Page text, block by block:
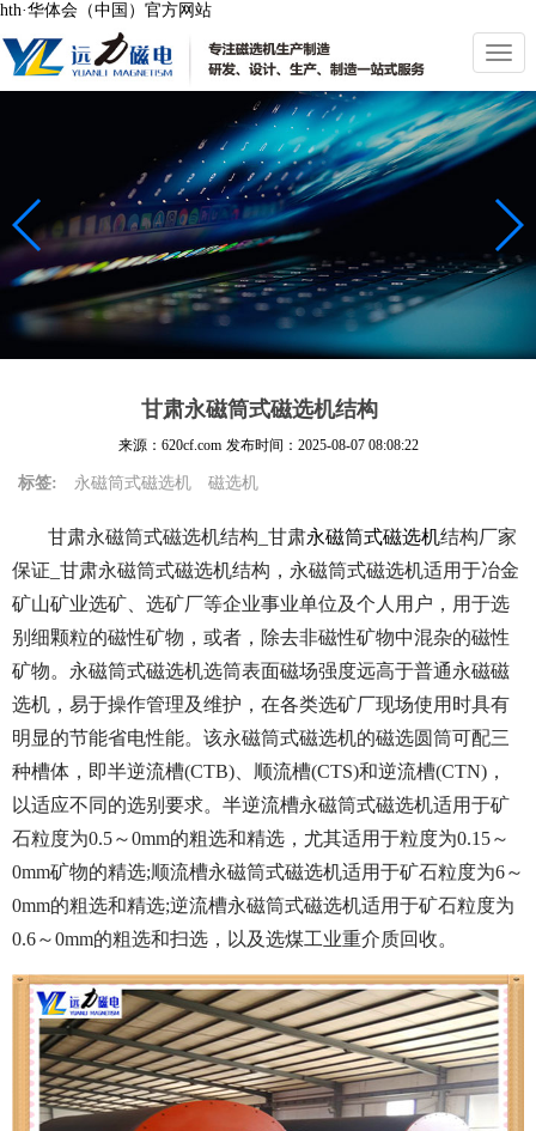
hth·华体会（中国）官方网站
切
换
导
航
甘肃永磁筒式磁选机结构
来源：620cf.com 发布时间： 2025-08-07 08:08:22
标签: 永磁筒式磁选机 磁选机
甘肃永磁筒式磁选机结构_甘肃永磁筒式磁选机结构厂家
保证_甘肃永磁筒式磁选机结构，永磁筒式磁选机适用于冶金
矿山矿业选矿、选矿厂等企业事业单位及个人用户，用于选
别细颗粒的磁性矿物，或者，除去非磁性矿物中混杂的磁性
矿物。永磁筒式磁选机选筒表面磁场强度远高于普通永磁磁
选机，易于操作管理及维护，在各类选矿厂现场使用时具有
明显的节能省电性能。该永磁筒式磁选机的磁选圆筒可配三
种槽体，即半逆流槽(CTB)、顺流槽(CTS)和逆流槽(CTN)，
以适应不同的选别要求。半逆流槽永磁筒式磁选机适用于矿
石粒度为0.5～0mm的粗选和精选，尤其适用于粒度为0.15～
0mm矿物的精选;顺流槽永磁筒式磁选机适用于矿石粒度为6～
0mm的粗选和精选;逆流槽永磁筒式磁选机适用于矿石粒度为
0.6～0mm的粗选和扫选，以及选煤工业重介质回收。